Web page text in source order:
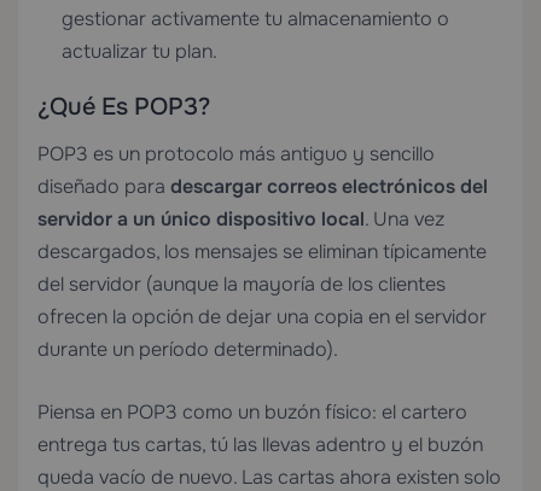
gestionar activamente tu almacenamiento o
actualizar tu plan.
¿Qué Es POP3?
POP3 es un protocolo más antiguo y sencillo
diseñado para descargar correos electrónicos del
servidor a un único dispositivo local. Una vez
descargados, los mensajes se eliminan típicamente
del servidor (aunque la mayoría de los clientes
ofrecen la opción de dejar una copia en el servidor
durante un período determinado).
Piensa en POP3 como un buzón físico: el cartero
entrega tus cartas, tú las llevas adentro y el buzón
queda vacío de nuevo. Las cartas ahora existen solo